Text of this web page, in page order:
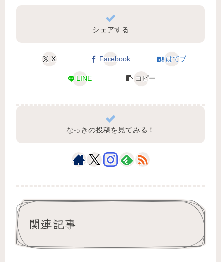
シェアする
X Facebook はてブ
LINE コピー
なっきの投稿を見てみる！
関連記事